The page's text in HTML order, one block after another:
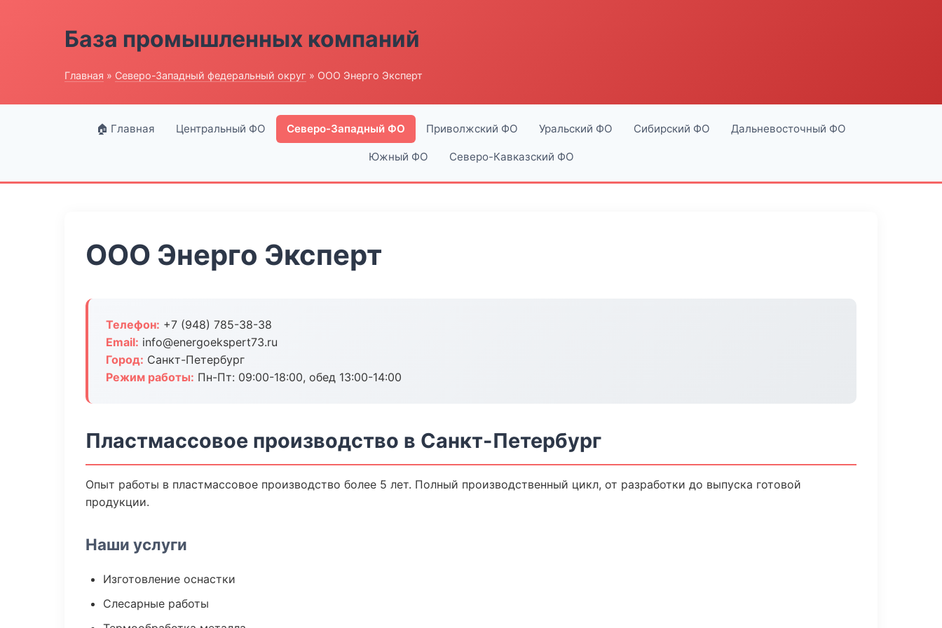
База промышленных компаний
Главная » Северо-Западный федеральный округ » ООО Энерго Эксперт
🏠 Главная Центральный ФО Северо-Западный ФО Приволжский ФО Уральский ФО Сибирский ФО Дальневосточный ФО
Южный ФО Северо-Кавказский ФО
ООО Энерго Эксперт
Телефон: +7 (948) 785-38-38
Email: info@energoekspert73.ru
Город: Санкт-Петербург
Режим работы: Пн-Пт: 09:00-18:00, обед 13:00-14:00
Пластмассовое производство в Санкт-Петербург
Опыт работы в пластмассовое производство более 5 лет. Полный производственный цикл, от разработки до выпуска готовой
продукции.
Наши услуги
Изготовление оснастки
Слесарные работы